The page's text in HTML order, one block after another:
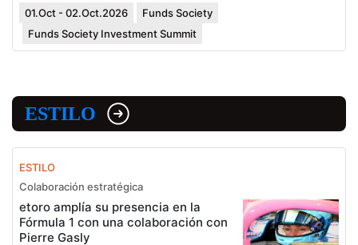
01.Oct - 02.Oct.2026
Funds Society
Funds Society Investment Summit
ESTILO
ESTILO
Colaboración estratégica
etoro amplía su presencia en la
Fórmula 1 con una colaboración con
Pierre Gasly